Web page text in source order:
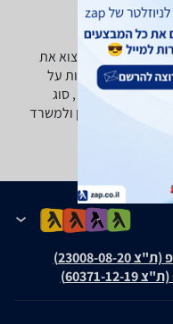
דלתות ואביזרים - ‏דלת כניסה ‏מעל 7,000 ‏ש"ח רוצה למצוא את
מאות ביקורות על
לפי סוג המוצר , סוג
חנויות לבית לגן ולמשרד
08-20)
12-19)